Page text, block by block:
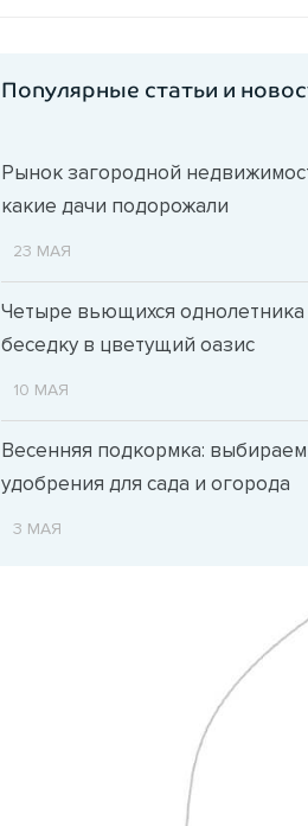
Популярные статьи и
Рынок загородной
какие дачи подорожали
23 МАЯ
Четыре вьющихся однолетника
беседку в цветущий оазис
10 МАЯ
Весенняя подкормка:
удобрения для сада и огорода
3 МАЯ